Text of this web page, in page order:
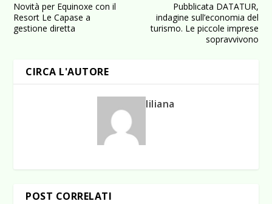
Novità per Equinoxe con il
Resort Le Capase a
gestione diretta
Pubblicata DATATUR,
indagine sull’economia del
turismo. Le piccole imprese
sopravvivono
CIRCA L'AUTORE
liliana
POST CORRELATI